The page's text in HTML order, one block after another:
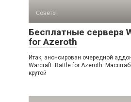
Советы
Бесплатные сервера
for Azeroth
Итак, анонсирован очередной
Warcraft: Battle for Azeroth.
крутой